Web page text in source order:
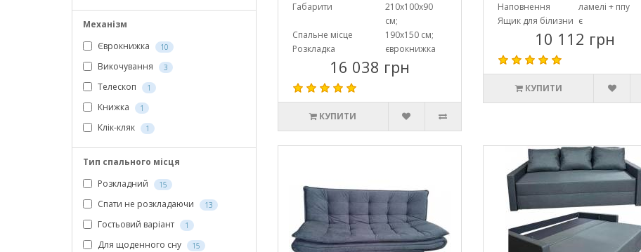
Механізм
Єврокнижка
10
Викочування 3
Телескоп 1
Книжка 1
Клік-кляк 1
Тип спального місця
Розкладний
15
Спати не розкладаючи 13
Гостьовий варіант 1
Для щоденного сну 15
Габарити
210х100х90
см;
Спальне місце
190х150 см;
Розкладка
єврокнижка
16 038 грн
КУПИТИ
Наповнення
ламелі + ппу
Ящик для білизни є
10 112 грн
КУПИТИ